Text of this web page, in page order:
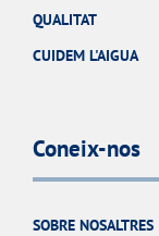
QUALITAT
CUIDEM L'AIGUA
Coneix-nos
SOBRE NOSALTRES